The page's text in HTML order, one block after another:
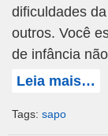
dificuldades
outros. Você
de infância
Leia mais…
Tags: sapo